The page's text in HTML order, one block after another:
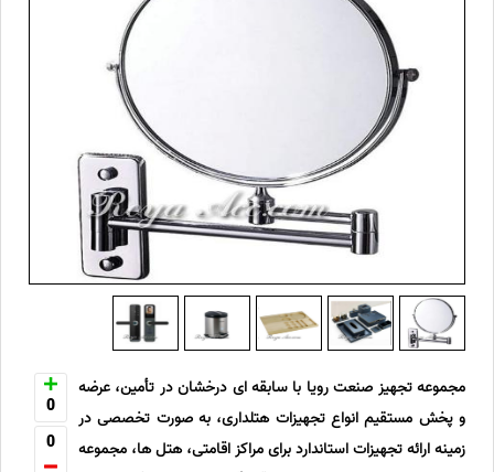
0
0
مجموعه تجهیز صنعت رویا با سابقه ای درخشان در تأمین، عرضه
و پخش مستقیم انواع تجهیزات هتلداری، به صورت تخصصی در
زمینه ارائه تجهیزات استاندارد برای مراکز اقامتی، هتل ها، مجموعه